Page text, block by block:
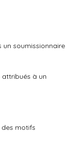
soumissionnaire
à un
motifs